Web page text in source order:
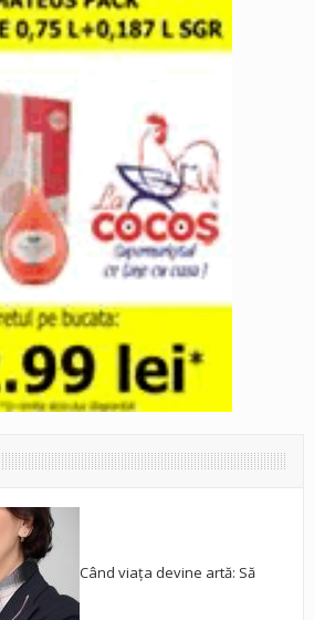
Când viața devine artă: Să